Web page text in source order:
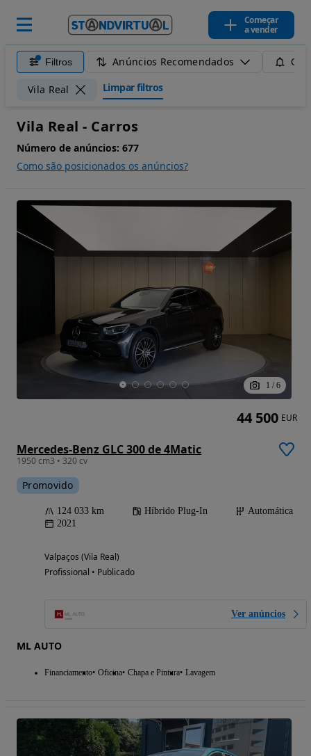
Começar
a vender
Filtros Anúncios Recomendados
Vila Real Limpar filtros
Vila Real - Carros
Número de anúncios: 677
Como são posicionados os anúncios?
1 / 6
Mercedes-Benz GLC 300 de 4Matic
1950 cm3 • 320 cv
Promovido
124 033 km Híbrido Plug-In
Automática
2021
Valpaços (Vila Real)
Profissional • Publicado
Ver anúncios
ML AUTO
Financiamento Oficina Chapa e Pintura Lavagem
44 500 EUR